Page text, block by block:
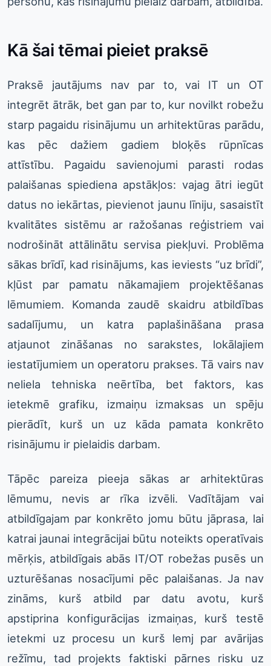
Kā šai tēmai pieiet praksē
Praksē jautājums nav par to, vai IT un OT
integrēt ātrāk, bet gan par to, kur novilkt robežu
starp pagaidu risinājumu un arhitektūras parādu,
kas pēc dažiem gadiem bloķēs rūpnīcas
attīstību. Pagaidu savienojumi parasti rodas
palaišanas spiediena apstākļos: vajag ātri iegūt
datus no iekārtas, pievienot jaunu līniju, sasaistīt
kvalitātes sistēmu ar ražošanas reģistriem vai
nodrošināt attālinātu servisa piekļuvi. Problēma
sākas brīdī, kad risinājums, kas ieviests “uz brīdi”,
kļūst par pamatu nākamajiem projektēšanas
lēmumiem. Komanda zaudē skaidru atbildības
sadalījumu, un katra paplašināšana prasa
atjaunot zināšanas no sarakstes, lokālajiem
iestatījumiem un operatoru prakses. Tā vairs nav
neliela tehniska neērtība, bet faktors, kas
ietekmē grafiku, izmaiņu izmaksas un spēju
pierādīt, kurš un uz kāda pamata konkrēto
risinājumu ir pielaidis darbam.
Tāpēc pareiza pieeja sākas ar arhitektūras
lēmumu, nevis ar rīka izvēli. Vadītājam vai
atbildīgajam par konkrēto jomu būtu jāprasa, lai
katrai jaunai integrācijai būtu noteikts operatīvais
mērķis, atbildīgais abās IT/OT robežas pusēs un
uzturēšanas nosacījumi pēc palaišanas. Ja nav
zināms, kurš atbild par datu avotu, kurš
apstiprina konfigurācijas izmaiņas, kurš testē
ietekmi uz procesu un kurš lemj par avārijas
režīmu, tad projekts faktiski pārnes risku uz